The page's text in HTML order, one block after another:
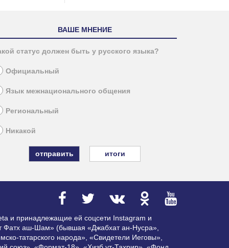
ВАШЕ МНЕНИЕ
статус должен быть у русского языка?
Официальный
Язык межнационального общения
Региональный
Никакой
итоги
и принадлежащие ей соцсети Instagram и
Фатх аш-Шам» (бывшая «Джабхат ан-Нусра»,
татарского народа», «Свидетели Иеговы»,